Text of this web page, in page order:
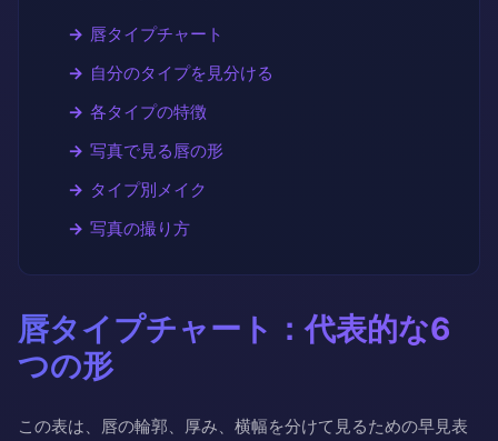
唇タイプチャート
自分のタイプを見分ける
各タイプの特徴
写真で見る唇の形
タイプ別メイク
写真の撮り方
唇タイプチャート：代表的な6
つの形
この表は、唇の輪郭、厚み、横幅を分けて見るための早見表